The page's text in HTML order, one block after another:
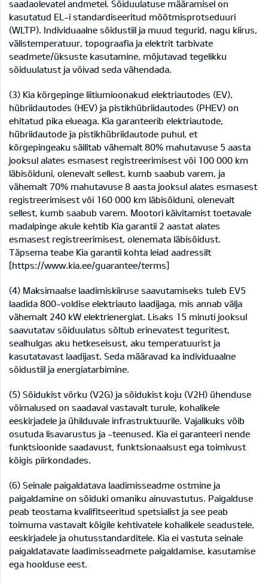
saadaolevatel andmetel. Sõiduulatuse määramisel on
kasutatud EL-i standardiseeritud mõõtmisprotseduuri
(WLTP). Individuaalne sõidustiil ja muud tegurid, nagu kiirus,
välistemperatuur, topograafia ja elektrit tarbivate
seadmete/üksuste kasutamine, mõjutavad tegelikku
sõiduulatust ja võivad seda vähendada.
(3) Kia kõrgepinge liitiumioonakud elektriautodes (EV),
hübriidautodes (HEV) ja pistikhübriidautodes (PHEV) on
ehitatud pika elueaga. Kia garanteerib elektriautode,
hübriidautode ja pistikhübriidautode puhul, et
kõrgepingeaku säilitab vähemalt 80% mahutavuse 5 aasta
jooksul alates esmasest registreerimisest või 100 000 km
läbisõiduni, olenevalt sellest, kumb saabub varem, ja
vähemalt 70% mahutavuse 8 aasta jooksul alates esmasest
registreerimisest või 160 000 km läbisõiduni, olenevalt
sellest, kumb saabub varem. Mootori käivitamist toetavale
madalpinge akule kehtib Kia garantii 2 aastat alates
esmasest registreerimisest, olenemata läbisõidust.
Täpsema teabe Kia garantii kohta leiad aadressilt
[https://www.kia.ee/guarantee/terms]
(4) Maksimaalse laadimiskiiruse saavutamiseks tuleb EV5
laadida 800-voldise elektriauto laadijaga, mis annab välja
vähemalt 240 kW elektrienergiat. Lisaks 15 minuti jooksul
saavutatav sõiduulatus sõltub erinevatest teguritest,
sealhulgas aku hetkeseisust, aku temperatuurist ja
kasutatavast laadijast. Seda määravad ka individuaalne
sõidustiil ja energiatarbimine.
(5) Sõidukist võrku (V2G) ja sõidukist koju (V2H) ühenduse
võimalused on saadaval vastavalt turule, kohalikele
eeskirjadele ja ühilduvale infrastruktuurile. Vajalikuks võib
osutuda lisavarustus ja -teenused. Kia ei garanteeri nende
funktsioonide saadavust, funktsionaalsust ega toimivust
kõigis piirkondades.
(6) Seinale paigaldatava laadimisseadme ostmine ja
paigaldamine on sõiduki omaniku ainuvastutus. Paigalduse
peab teostama kvalifitseeritud spetsialist ja see peab
toimuma vastavalt kõigile kehtivatele kohalikele seadustele,
eeskirjadele ja ohutusstandarditele. Kia ei vastuta seinale
paigaldatavate laadimisseadmete paigaldamise, kasutamise
ega hoolduse eest.